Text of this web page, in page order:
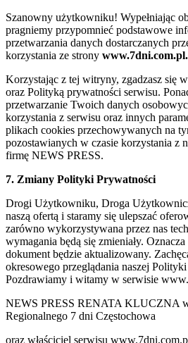
Szanowny użytkowniku! Wypełniając
pragniemy przypomnieć podstawowe
przetwarzania danych dostarczanych
korzystania ze strony www.7dni.com.pl.
Korzystając z tej witryny, zgadzasz się
oraz Polityką prywatności serwisu.
przetwarzanie Twoich danych
korzystania z serwisu oraz innych
plikach cookies przechowywanych na
pozostawianych w czasie korzystania z
firmę NEWS PRESS.
7. Zmiany Polityki Prywatności
Drogi Użytkowniku, Droga
naszą ofertą i staramy się ulepszać
zarówno wykorzystywana przez nas
wymagania będą się zmieniały.
dokument będzie aktualizowany.
okresowego przeglądania naszej
Pozdrawiamy i witamy w serwisie
NEWS PRESS RENATA KLUCZNA
Regionalnego 7 dni Częstochowa
oraz właściciel serwisu